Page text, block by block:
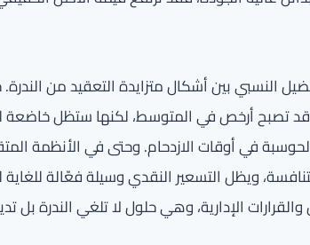
النسبي بين أشكال متزايدة التعقيد من الندرة.
تصبح أرخص في المتوسط، لكنها ستظل خاضعة
في أوقات الازدحام. وحتى في الأنظمة
ويظل التسعير النقدي وسيلة فعّالة
الإدارية، وهي حلول لا تلغي الندرة بل